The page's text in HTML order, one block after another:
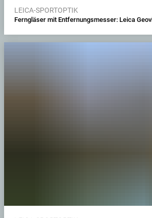
LEICA-SPORTOPTIK
Ferngläser mit Entfernungsmesser: Leica